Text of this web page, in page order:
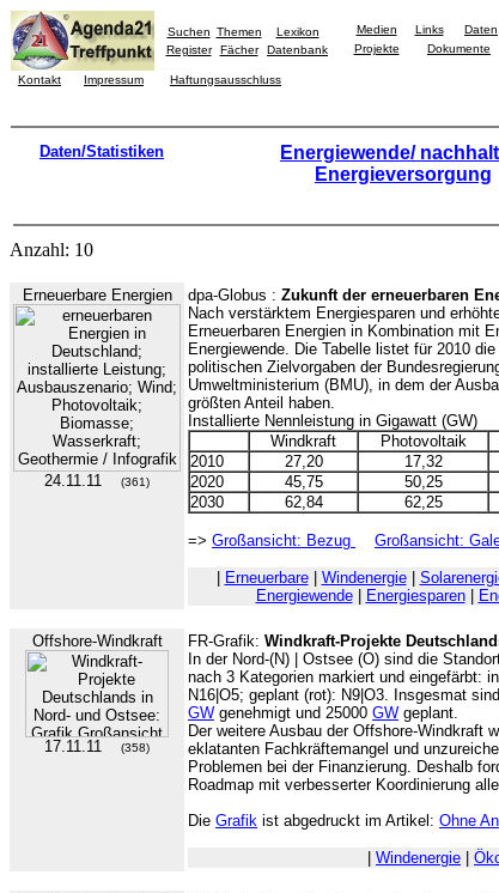
Suchen Themen
Lexikon
Register
Fächer Datenbank
Medien Links
Daten
Projekte
Dokumente
Kontakt Impressum Haftungsausschluss
Daten/Statistiken
Energiewende/
Energieversorgung
Anzahl: 10
Erneuerbare Energien
24.11.11 (361)
dpa-Globus : Zukunft der erneuerbaren
Nach verstärktem Energiesparen und
Erneuerbaren Energien in Kombination mit
Energiewende. Die Tabelle listet für 2010
politischen Zielvorgaben der
Umweltministerium (BMU), in dem der
größten Anteil haben.
Installierte Nennleistung in Gigawatt (GW)
Windkraft
Photovoltaik
2010
27,20 17,32
2020
45,75 50,25
2030
62,84 62,25
=> Großansicht: Bezug Großansicht:
Erneuerbare| Windenergie|
Energiewende| Energiesparen|
Offshore-Windkraft
17.11.11 (358)
FR-Grafik: Windkraft-Projekte
In der Nord-(N) | Ostsee (O) sind die
nach 3 Kategorien markiert und eingefärbt:
N16|O5; geplant (rot): N9|O3. Insgesmat
GW genehmigt und 25000 GW geplant.
Der weitere Ausbau der Offshore-Windkraft
eklatanten Fachkräftemangel und
Problemen bei der Finanzierung. Deshalb
Roadmap mit verbesserter Koordinierung
Die Grafik ist abgedruckt im Artikel: Ohne
Windenergie